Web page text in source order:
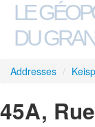
LE
DU
Addresses /
45A,